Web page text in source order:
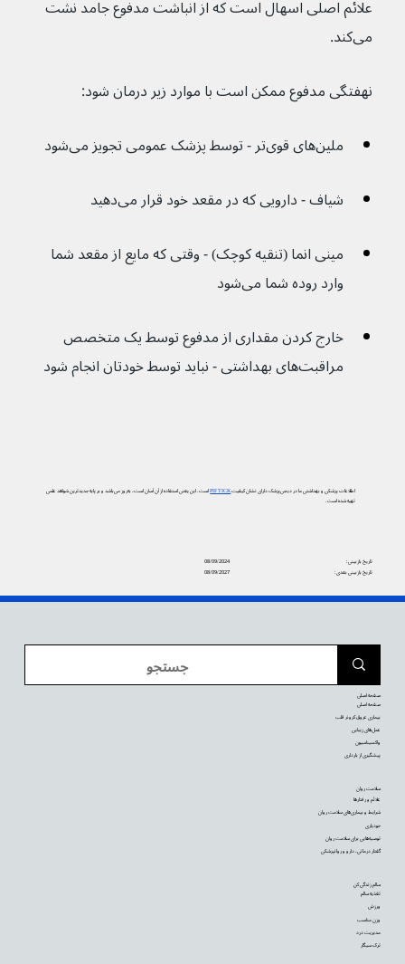
علائم اصلی اسهال است که از انباشت مدفوع جامد نشت
می‌کند.
نهفتگی مدفوع ممکن است با موارد زیر درمان شود:
ملین‌های قوی‌تر - توسط پزشک عمومی تجویز می‌شود
شیاف - دارویی که در مقعد خود قرار می‌‌دهید
مینی انما (تنقیه کوچک) - وقتی که مایع از مقعد شما
وارد روده شما می‌شود
خارج کردن مقداری از مدفوع توسط یک متخصص
مراقبت‌های بهداشتی - نباید توسط خودتان انجام شود
اطلاعات پزشکی و بهداشتی ما در دیجی‌پزشک دارای نشان کیفیتPIF TICKاست. این یعنی استفاده از آن آسان است، به‌روز می‌باشد و بر پایه جدیدترین شواهد علمی
تهیه شده است.
08/09/2024
تاریخ بازبینی:
08/09/2027
تاریخ بازبینی بعدی:
سالم زندگی کن
تغذیه سالم
ورزش
وزن مناسب
مدیریت درد
ترک سیگار
سلامت روان
علائم و رفتارها
شرایط و بیماری‌های سلامت روان
خودیاری
توصیه‌‌هایی برای سلامت روان
گفتار درمانی، دارو و روانپزشکی
صفحه اصلی
صفحه اصلی
بیماری عروق کرونر قلب
عمل‌های زیبایی
واکسیناسیون
پیشگیری از بارداری